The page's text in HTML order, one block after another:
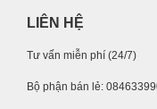
LIÊN HỆ
Tư vấn miễn phí (24/7)
Bộ phận bán lẻ: